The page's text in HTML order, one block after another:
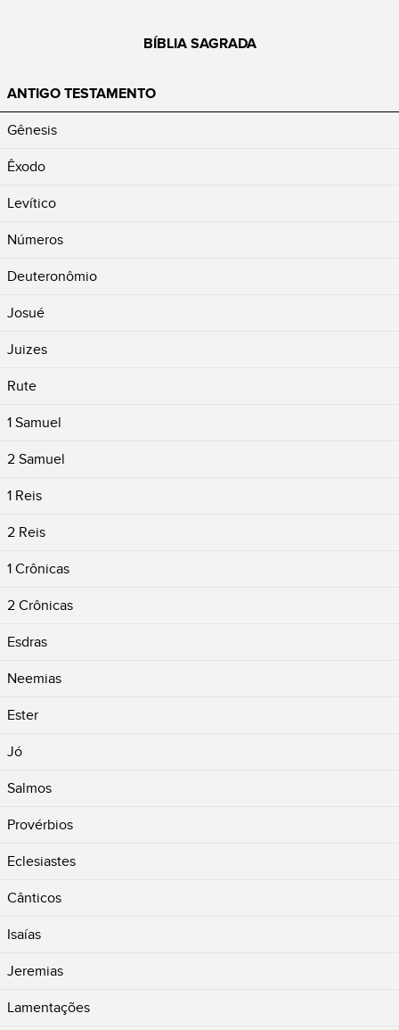
BÍBLIA SAGRADA
ANTIGO TESTAMENTO
Gênesis
Êxodo
Levítico
Números
Deuteronômio
Josué
Juizes
Rute
1 Samuel
2 Samuel
1 Reis
2 Reis
1 Crônicas
2 Crônicas
Esdras
Neemias
Ester
Jó
Salmos
Provérbios
Eclesiastes
Cânticos
Isaías
Jeremias
Lamentações